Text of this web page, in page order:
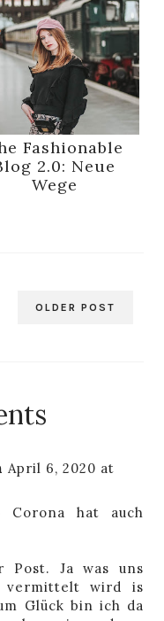
Fashionable
2.0: Neue
Wege
OLDER POST
April 6, 2020 at
Corona hat auch
Post. Ja was uns
vermittelt wird is
Glück bin ich da